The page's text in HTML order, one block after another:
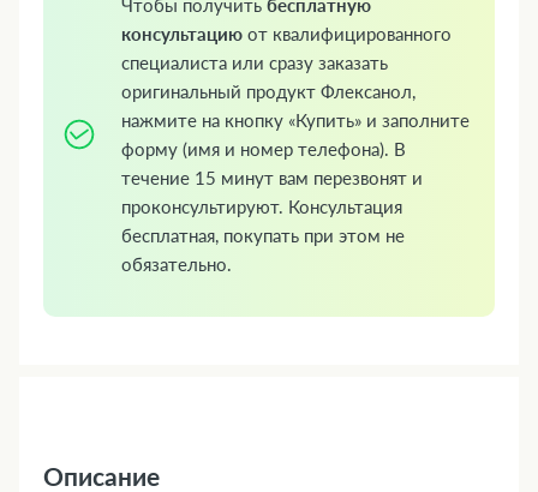
Чтобы получить бесплатную
консультацию от квалифицированного
специалиста или сразу заказать
оригинальный продукт Флексанол,
нажмите на кнопку «Купить» и заполните
форму (имя и номер телефона). В
течение 15 минут вам перезвонят и
проконсультируют. Консультация
бесплатная, покупать при этом не
обязательно.
Описание